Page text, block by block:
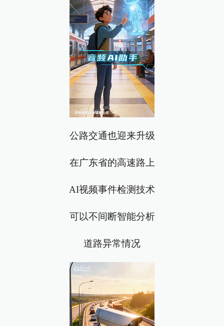
公路交通也迎来升级
在广东省的高速路上
AI视频事件检测技术
可以不间断智能分析
道路异常情况